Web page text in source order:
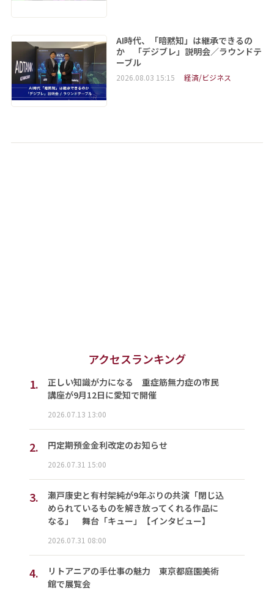
AI時代、「暗黙知」は継承できるの
か 「デジブレ」説明会／ラウンドテ
ーブル
2026.08.03 15:15 経済/ビジネス
アクセスランキング
1.
正しい知識が力になる 重症筋無力症の市民
講座が9月12日に愛知で開催
2026.07.13 13:00
2. 円定期預金金利改定のお知らせ
2026.07.31 15:00
3.
瀬戸康史と有村架純が9年ぶりの共演「閉じ込
められているものを解き放ってくれる作品に
なる」 舞台「キュー」【インタビュー】
2026.07.31 08:00
4.
リトアニアの手仕事の魅力 東京都庭園美術
館で展覧会